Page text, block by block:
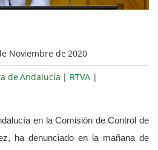
Noviembre de 2020
de Andalucía | RTVA|
en la Comisión de Control de
ha denunciado en la mañana de